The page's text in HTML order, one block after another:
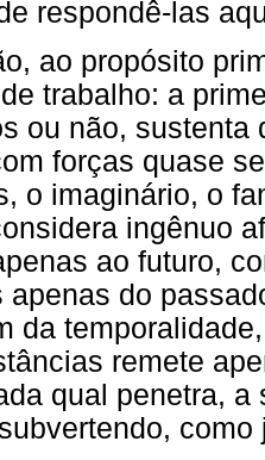
respondê-las
ao propósito
trabalho: a
ou não,
forças quase
o imaginário, o
ingênuo
ao futuro,
apenas do
da
remete
qual penetra,